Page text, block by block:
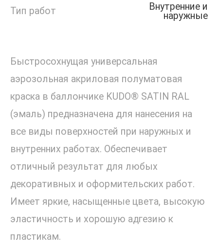
Тип работ
Внутренние и
наружные
Быстросохнущая универсальная
аэрозольная акриловая полуматовая
краска в баллончике KUDO® SATIN RAL
(эмаль) предназначена для нанесения на
все виды поверхностей при наружных и
внутренних работах. Обеспечивает
отличный результат для любых
декоративных и оформительских работ.
Имеет яркие, насыщенные цвета, высокую
эластичность и хорошую адгезию к
пластикам.